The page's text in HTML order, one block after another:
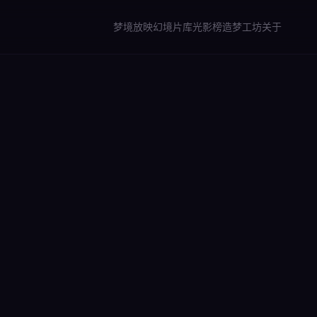
梦境放映幻境片库光影榜造梦工坊关于